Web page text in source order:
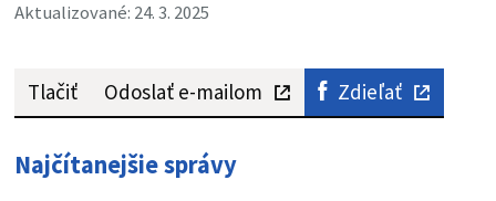
Aktualizované: 24. 3. 2025
Tlačiť Odoslať e-mailom Zdieľať
Najčítanejšie správy